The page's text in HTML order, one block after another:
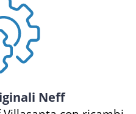
Neff